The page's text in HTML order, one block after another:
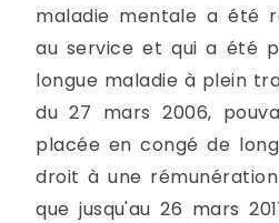
maladie mentale a été
au service et qui a été
longue maladie à plein
du 27 mars 2006,
placée en congé de
droit à une
que jusqu'au 26 mars